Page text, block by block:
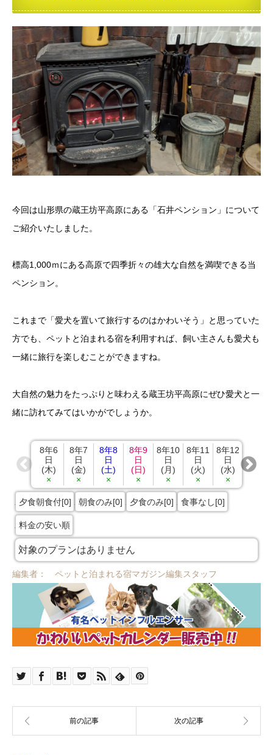
今回は山形県の蔵王坊平高原にある「石井ペンション」について
ご紹介いたしました。
標高1,000ｍにある高原で四季折々の雄大な自然を満喫できる当
ペンション。
これまで「愛犬を置いて旅行するのはかわいそう」と思っていた
方でも、ペットと泊まれる宿を利用すれば、飼い主さんも愛犬も
一緒に旅行を楽しむことができますね。
大自然の魅力をたっぷりと味わえる蔵王坊平高原にぜひ愛犬と一
緒に訪れてみてはいかがでしょうか。
8年6
日
(木)
×
8年7
日
(金)
×
8年8
日
(土)
×
8年9
日
(日)
×
8年10
日
(月)
×
8年11
日
(火)
×
8年12
日
(水)
×
日
(木)
夕食朝食付[0] 朝食のみ[0] 夕食のみ[0] 食事なし[0]
料金の安い順
対象のプランはありません
編集者： ペットと泊まれる宿マガジン編集スタッフ